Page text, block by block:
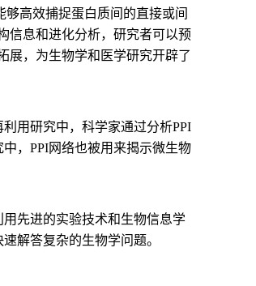
够高效捕捉蛋白质间的直接或间
信息和进化分析，研究者可以预
展，为生物学和医学研究开辟了
用研究中，科学家通过分析PPI
，PPI网络也被用来揭示微生物
先进的实验技术和生物信息学
解答复杂的生物学问题。